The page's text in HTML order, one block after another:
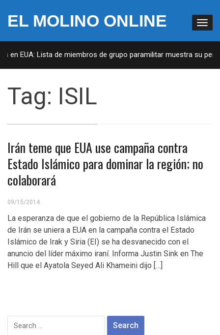
EL MOLINO ONLINE
en EUA: Lista de miembros de grupo paramilitar muestra su
Tag: ISIL
Irán teme que EUA use campaña contra
Estado Islámico para dominar la región; no
colaborará
09/15/2014
La esperanza de que el gobierno de la República Islámica
de Irán se uniera a EUA en la campaña contra el Estado
Islámico de Irak y Siria (EI) se ha desvanecido con el
anuncio del líder máximo iraní. Informa Justin Sink en The
Hill que el Ayatola Seyed Ali Khameini dijo […]
Search
for: